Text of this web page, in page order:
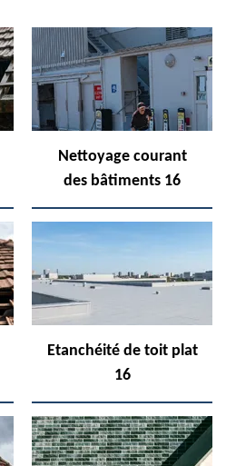
Nettoyage courant
des bâtiments 16
Etanchéité de toit plat
16